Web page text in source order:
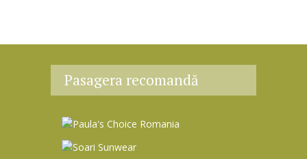
Pasagera recomandă